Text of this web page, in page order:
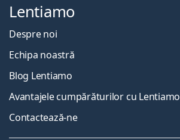
Lentiamo
Despre noi
Echipa noastră
Blog Lentiamo
Avantajele cumpărăturilor cu Lentiamo
Contactează-ne